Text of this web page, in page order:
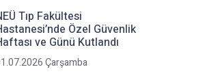
Tıp Fakültesi
Özel Güvenlik
ve Günü Kutlandı
Çarşamba